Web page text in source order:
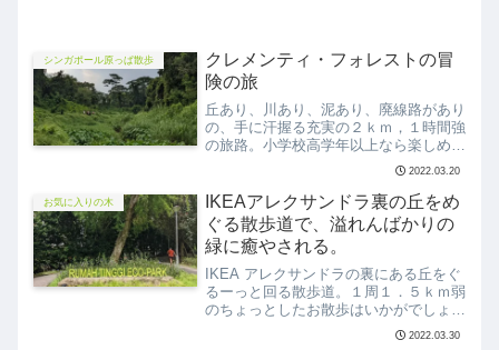
シンガポール原っぱ散歩
クレメンティ・フォレストの冒
険の旅
丘あり、川あり、泥あり、廃線路があり
の、手に汗握る充実の２ｋｍ，１時間強
の旅路。小学校高学年以上なら楽しめそ
うです。泥まみれになる覚悟と準備をし
2022.03.20
お気に入りの木
IKEAアレクサンドラ裏の丘をめ
ぐる散歩道で、溢れんばかりの
緑に癒やされる。
IKEA アレクサンドラの裏にある丘をぐ
るーっと回る散歩道。１周１．５ｋｍ弱
のちょっとしたお散歩はいかがでしょう
2022.03.30